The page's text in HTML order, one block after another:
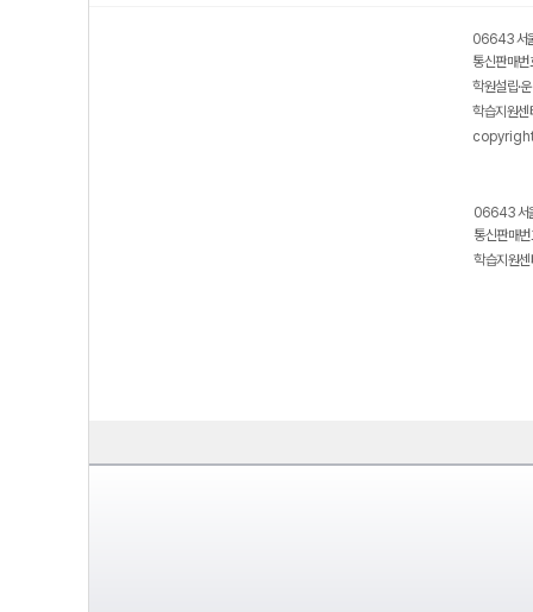
06643 서
통신판매
학원설립·
학습지원
06643 서
통신판매
학습지원